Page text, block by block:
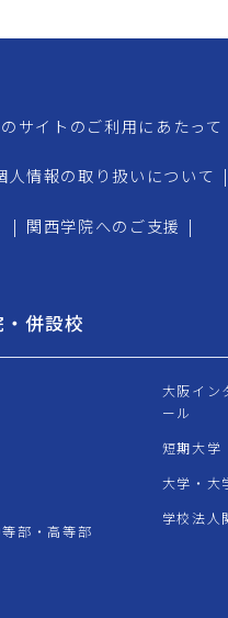
サイトのご利用にあたって
人情報の取り扱いについて |
| 関西学院へのご支援 |
併設校
部・高等部
大阪イン
ール
短期大学
大学・大
学校法人